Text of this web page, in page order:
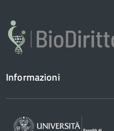
Informazioni